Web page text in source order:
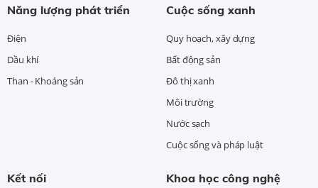
Năng lượng phát triển
Điện
Dầu khí
Than - Khoáng sản
Cuộc sống xanh
Quy hoạch, xây dựng
Bất động sản
Đô thị xanh
Môi trường
Nước sạch
Cuộc sống và pháp luật
Kết nối Khoa học công nghệ